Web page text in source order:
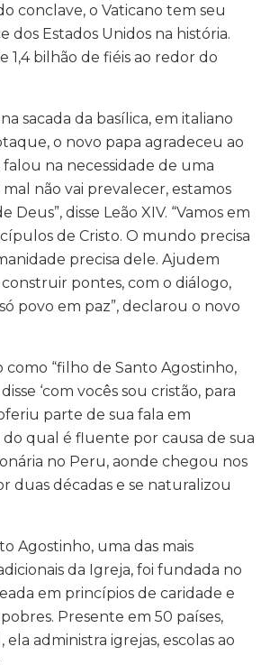
conclave, o Vaticano tem seu
dos Estados Unidos na história.
1,4 bilhão de fiéis ao redor do
sacada da basílica, em italiano
o novo papa agradeceu ao
falou na necessidade de uma
mal não vai prevalecer, estamos
Deus”, disse Leão XIV. “Vamos em
de Cristo. O mundo precisa
precisa dele. Ajudem
pontes, com o diálogo,
povo em paz”, declarou o novo
como “filho de Santo Agostinho,
‘com vocês sou cristão, para
parte de sua fala em
do qual é fluente por causa de sua
no Peru, aonde chegou nos
duas décadas e se naturalizou
Agostinho, uma das mais
da Igreja, foi fundada no
em princípios de caridade e
Presente em 50 países,
administra igrejas, escolas ao